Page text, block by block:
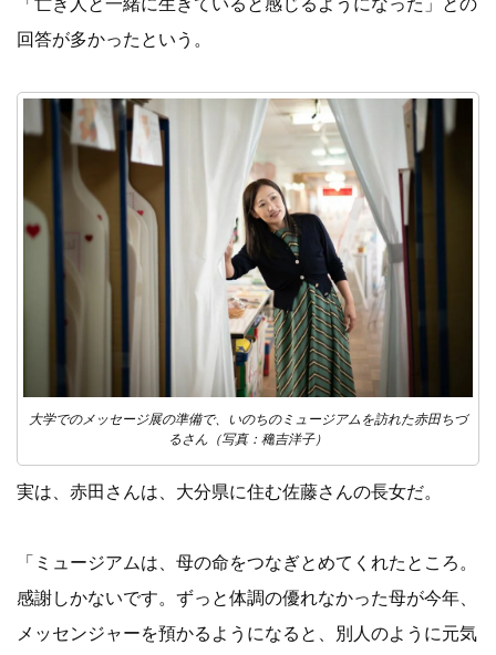
回答が多かったという。
大学でのメッセージ展の準備で、いのちのミュージアムを訪れた赤田ちづ
るさん（写真：穐吉洋子）
実は、赤田さんは、大分県に住む佐藤さんの長女だ。
「ミュージアムは、母の命をつなぎとめてくれたところ。
感謝しかないです。ずっと体調の優れなかった母が今年、
メッセンジャーを預かるようになると、別人のように元気